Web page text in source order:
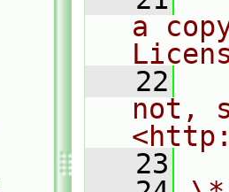
a
   22
not,
   23